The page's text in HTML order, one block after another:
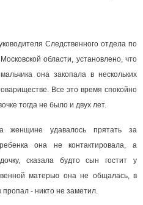
Следственного отдела по
области, установлено, что
она закопала в нескольких
Все это время спокойно
тогда не было и двух лет.
женщине удавалось прятать за
она не контактировала, а
сказала будто сын гостит у
матерью она не общалась, в
пропал - никто не заметил.